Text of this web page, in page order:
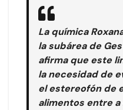
La química
la subárea de
afirma que este
la necesidad de
el estereofón de
alimentos entre